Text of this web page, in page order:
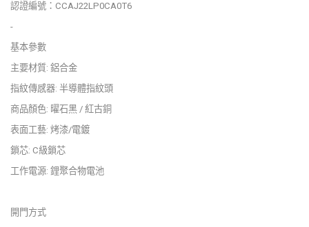
認證編號：CCAJ22LP0CA0T6
-
基本參數
主要材質: 鋁合金
指紋傳感器: 半導體指紋頭
商品顏色: 曜石黑 / 紅古銅
表面工藝: 烤漆/電鍍
鎖芯: C級鎖芯
工作電源: 鋰聚合物電池
開門方式